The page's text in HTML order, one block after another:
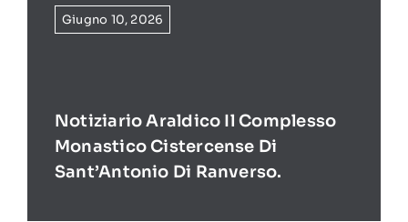
Giugno 10, 2026
Notiziario Araldico Il Complesso
Monastico Cistercense Di
Sant’Antonio Di Ranverso.